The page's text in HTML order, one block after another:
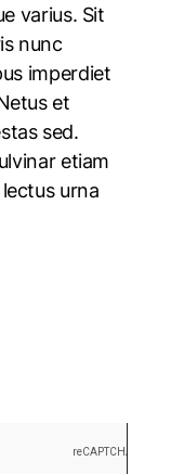
varius. Sit
nunc
imperdiet
et
sed.
etiam
urna